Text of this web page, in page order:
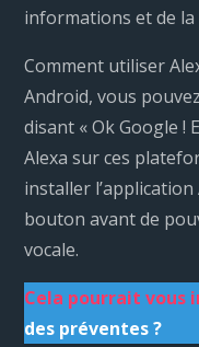
informations et de la
Comment utiliser
Android, vous
disant « Ok Google !
Alexa sur ces
installer
bouton avant de
vocale.
Cela pourrait vous
des préventes ?